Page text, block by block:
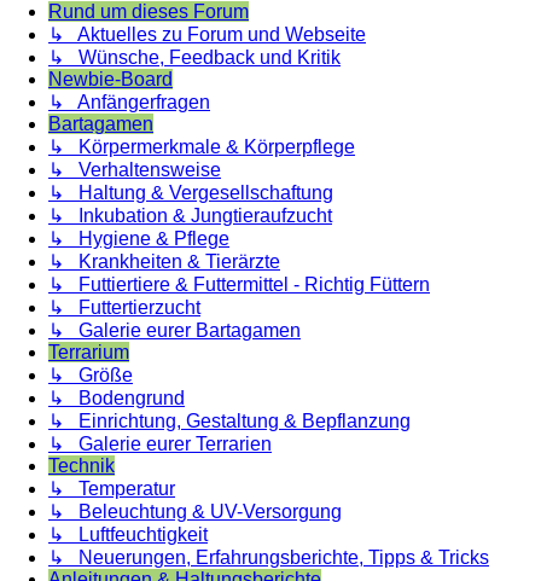
Rund um dieses Forum
↳ Aktuelles zu Forum und Webseite
↳ Wünsche, Feedback und Kritik
Newbie-Board
↳ Anfängerfragen
Bartagamen
↳ Körpermerkmale & Körperpflege
↳ Verhaltensweise
↳ Haltung & Vergesellschaftung
↳ Inkubation & Jungtieraufzucht
↳ Hygiene & Pflege
↳ Krankheiten & Tierärzte
↳ Futtiertiere & Futtermittel - Richtig Füttern
↳ Futtertierzucht
↳ Galerie eurer Bartagamen
Terrarium
↳ Größe
↳ Bodengrund
↳ Einrichtung, Gestaltung & Bepflanzung
↳ Galerie eurer Terrarien
Technik
↳ Temperatur
↳ Beleuchtung & UV-Versorgung
↳ Luftfeuchtigkeit
↳ Neuerungen, Erfahrungsberichte, Tipps & Tricks